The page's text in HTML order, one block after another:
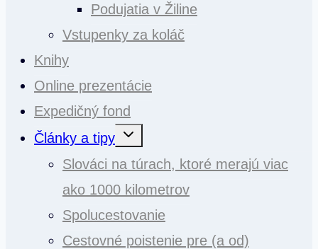
Podujatia v Žiline
Vstupenky za koláč
Knihy
Online prezentácie
Expedičný fond
Články a tipy
Toggle
Slováci na túrach, ktoré merajú viac
ako 1000 kilometrov
Spolucestovanie
Cestovné poistenie pre (a od)